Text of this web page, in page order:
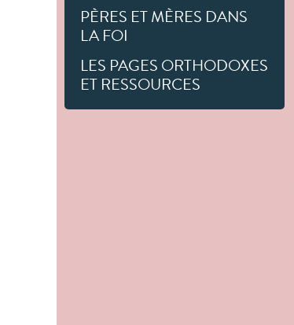
PÈRES ET MÈRES DANS
LA FOI
LES PAGES ORTHODOXES
ET RESSOURCES